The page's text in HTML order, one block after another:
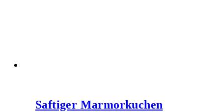
Saftiger Marmorkuchen